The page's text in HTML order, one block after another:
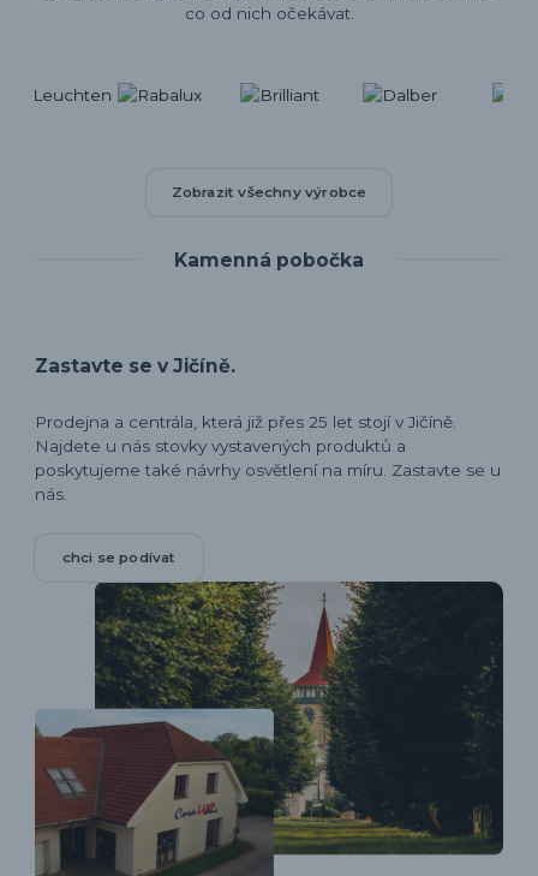
co od nich očekávat.
Zobrazit všechny výrobce
Kamenná pobočka
Zastavte se v Jičíně.
Prodejna a centrála, která již přes 25 let stojí v Jičíně.
Najdete u nás stovky vystavených produktů a
poskytujeme také návrhy osvětlení na míru. Zastavte se u
nás.
chci se podívat